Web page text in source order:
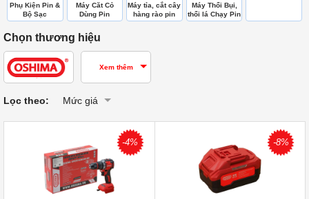
Phụ Kiện Pin &
Bộ Sạc
Máy Căt Cỏ
Dùng Pin
Máy tỉa, cắt cây
hàng rào pin
Máy Thổi Bụi,
thổi lá Chạy Pin
Chọn thương hiệu
Xem thêm
Lọc theo: Mức giá
-4% -8%